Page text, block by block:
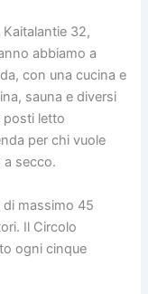
Kaitalantie 32,
abbiamo a
con una cucina e
sauna e diversi
posti letto
per chi vuole
a secco.
massimo 45
Il Circolo
ogni cinque